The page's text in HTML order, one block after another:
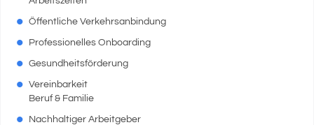
Öffentliche Verkehrsanbindung
Professionelles Onboarding
Gesundheitsförderung
Vereinbarkeit
Beruf & Familie
Nachhaltiger Arbeitgeber